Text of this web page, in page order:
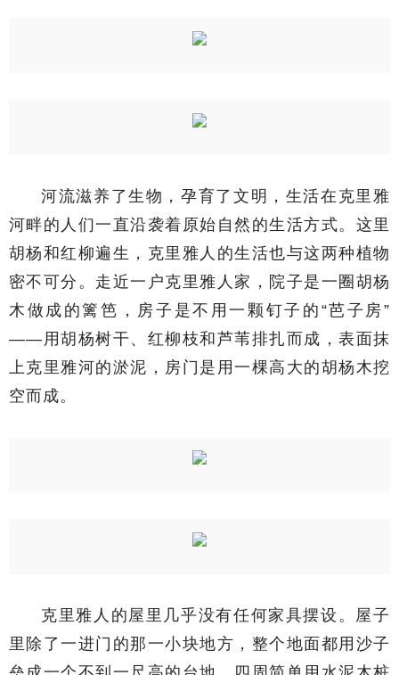
河流滋养了生物，孕育了文明，生活在克里雅
河畔的人们一直沿袭着原始自然的生活方式。这里
胡杨和红柳遍生，克里雅人的生活也与这两种植物
密不可分。走近一户克里雅人家，院子是一圈胡杨
木做成的篱笆，房子是不用一颗钉子的“芭子房”
——用胡杨树干、红柳枝和芦苇排扎而成，表面抹
上克里雅河的淤泥，房门是用一棵高大的胡杨木挖
空而成。
克里雅人的屋里几乎没有任何家具摆设。屋子
里除了一进门的那一小块地方，整个地面都用沙子